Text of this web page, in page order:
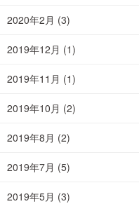
2020年2月 (3)
2019年12月 (1)
2019年11月 (1)
2019年10月 (2)
2019年8月 (2)
2019年7月 (5)
2019年5月 (3)